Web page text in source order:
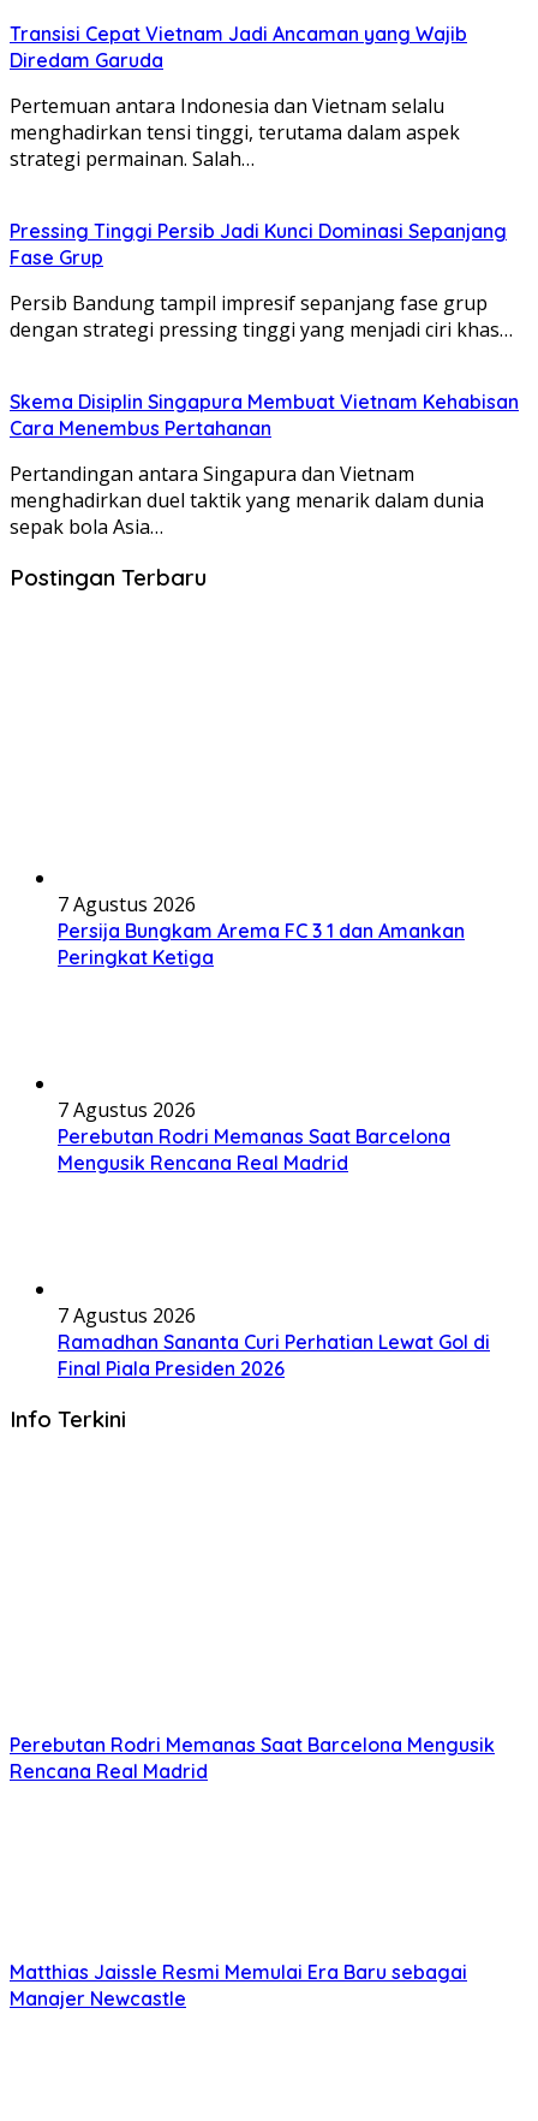
Transisi Cepat Vietnam Jadi Ancaman yang Wajib
Diredam Garuda
Pertemuan antara Indonesia dan Vietnam selalu
menghadirkan tensi tinggi, terutama dalam aspek
strategi permainan. Salah…
Pressing Tinggi Persib Jadi Kunci Dominasi Sepanjang
Fase Grup
Persib Bandung tampil impresif sepanjang fase grup
dengan strategi pressing tinggi yang menjadi ciri khas…
Skema Disiplin Singapura Membuat Vietnam Kehabisan
Cara Menembus Pertahanan
Pertandingan antara Singapura dan Vietnam
menghadirkan duel taktik yang menarik dalam dunia
sepak bola Asia…
Postingan Terbaru
7 Agustus 2026
Persija Bungkam Arema FC 3 1 dan Amankan
Peringkat Ketiga
7 Agustus 2026
Perebutan Rodri Memanas Saat Barcelona
Mengusik Rencana Real Madrid
7 Agustus 2026
Ramadhan Sananta Curi Perhatian Lewat Gol di
Final Piala Presiden 2026
Info Terkini
Perebutan Rodri Memanas Saat Barcelona Mengusik
Rencana Real Madrid
Matthias Jaissle Resmi Memulai Era Baru sebagai
Manajer Newcastle